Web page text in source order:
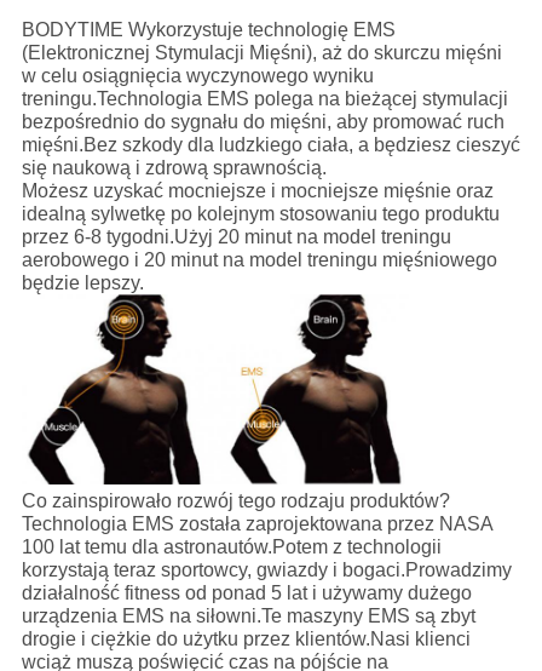
BODYTIME Wykorzystuje technologię EMS
(Elektronicznej Stymulacji Mięśni), aż do skurczu mięśni
w celu osiągnięcia wyczynowego wyniku
treningu.Technologia EMS polega na bieżącej stymulacji
bezpośrednio do sygnału do mięśni, aby promować ruch
mięśni.Bez szkody dla ludzkiego ciała, a będziesz cieszyć
się naukową i zdrową sprawnością.
Możesz uzyskać mocniejsze i mocniejsze mięśnie oraz
idealną sylwetkę po kolejnym stosowaniu tego produktu
przez 6-8 tygodni.Użyj 20 minut na model treningu
aerobowego i 20 minut na model treningu mięśniowego
będzie lepszy.
Co zainspirowało rozwój tego rodzaju produktów?
Technologia EMS została zaprojektowana przez NASA
100 lat temu dla astronautów.Potem z technologii
korzystają teraz sportowcy, gwiazdy i bogaci.Prowadzimy
działalność fitness od ponad 5 lat i używamy dużego
urządzenia EMS na siłowni.Te maszyny EMS są zbyt
drogie i ciężkie do użytku przez klientów.Nasi klienci
wciąż muszą poświęcić czas na pójście na